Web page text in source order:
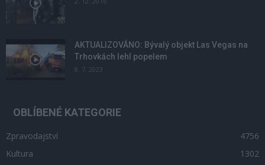
AKTUALIZOVÁNO: Bývalý objekt Las Vegas na
Trhovkách lehl popelem
8. 7. 2023
OBLÍBENÉ KATEGORIE
Zpravodajství
4756
Kultura
1302